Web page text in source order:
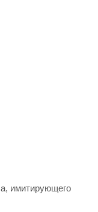
имитирующего